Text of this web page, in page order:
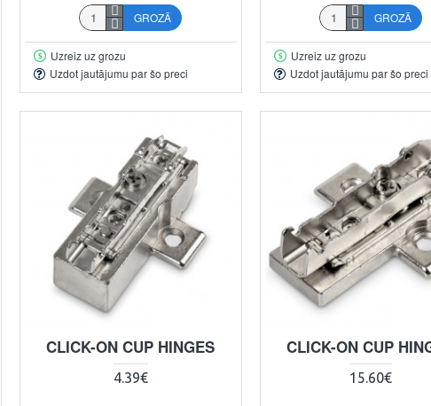
GROZĀ
Uzreiz uz grozu
Uzdot jautājumu par šo preci
GROZĀ
Uzreiz uz grozu
Uzdot jautājumu par šo preci
CLICK-ON CUP HINGES
4.39€
CLICK-ON CUP
15.60€